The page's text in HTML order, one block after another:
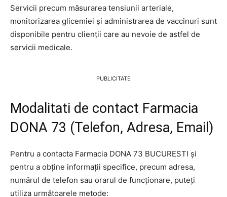
Servicii precum măsurarea tensiunii arteriale,
monitorizarea glicemiei și administrarea de vaccinuri sunt
disponibile pentru clienții care au nevoie de astfel de
servicii medicale.
PUBLICITATE
Modalitati de contact Farmacia
DONA 73 (Telefon, Adresa, Email)
Pentru a contacta Farmacia DONA 73 BUCURESTI și
pentru a obține informații specifice, precum adresa,
numărul de telefon sau orarul de funcționare, puteți
utiliza următoarele metode: